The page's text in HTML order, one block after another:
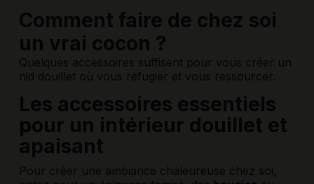
Comment faire de chez soi
un vrai cocon ?
Quelques accessoires suffisent pour vous créer un
nid douillet où vous réfugier et vous ressourcer.
Les accessoires essentiels
pour un intérieur douillet et
apaisant
Pour créer une ambiance chaleureuse chez soi,